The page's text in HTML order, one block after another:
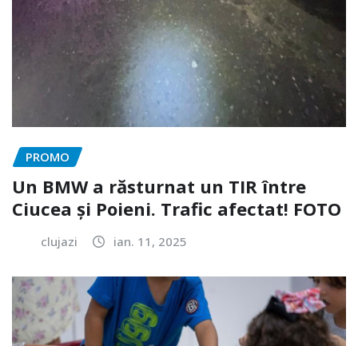
PROMO
Un BMW a răsturnat un TIR între
Ciucea și Poieni. Trafic afectat! FOTO
clujazi ian. 11, 2025